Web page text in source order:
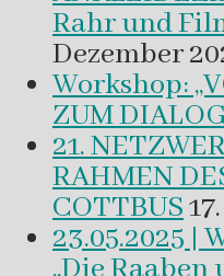
Rahr und
Dezember
Workshop:
ZUM
21.
RAHMEN
COTTBUS
23.05.2025 |